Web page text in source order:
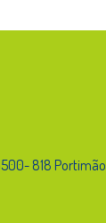
818 Portimão